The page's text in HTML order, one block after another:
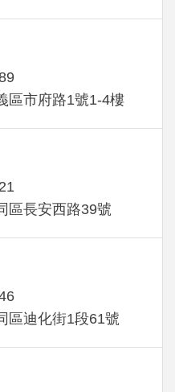
區市府路1號1-4樓
區長安西路39號
區迪化街1段61號